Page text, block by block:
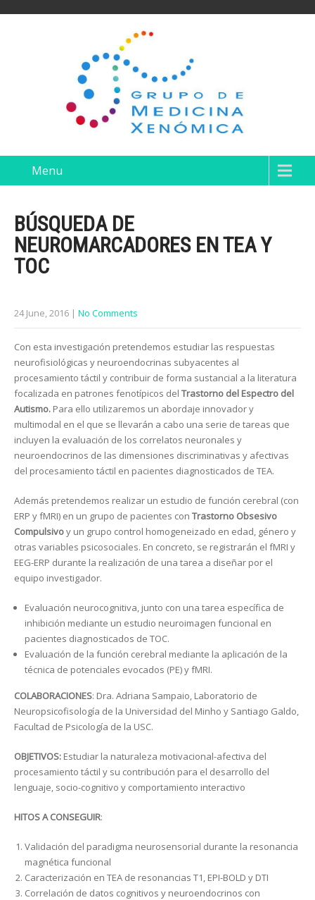
Menu
BÚSQUEDA DE
NEUROMARCADORES EN TEA Y
TOC
24 June, 2016 | No Comments
Con esta investigación pretendemos estudiar las respuestas
neurofisiológicas y neuroendocrinas subyacentes al
procesamiento táctil y contribuir de forma sustancial a la literatura
focalizada en patrones fenotípicos del Trastorno del Espectro del
Autismo. Para ello utilizaremos un abordaje innovador y
multimodal en el que se llevarán a cabo una serie de tareas que
incluyen la evaluación de los correlatos neuronales y
neuroendocrinos de las dimensiones discriminativas y afectivas
del procesamiento táctil en pacientes diagnosticados de TEA.
Además pretendemos realizar un estudio de función cerebral (con
ERP y fMRI) en un grupo de pacientes con Trastorno Obsesivo
Compulsivoy un grupo control homogeneizado en edad, género y
otras variables psicosociales. En concreto, se registrarán el fMRI y
EEG-ERP durante la realización de una tarea a diseñar por el
equipo investigador.
Evaluación neurocognitiva, junto con una tarea específica de
inhibición mediante un estudio neuroimagen funcional en
pacientes diagnosticados de TOC.
Evaluación de la función cerebral mediante la aplicación de la
técnica de potenciales evocados (PE) y fMRI.
COLABORACIONES: Dra. Adriana Sampaio, Laboratorio de
Neuropsicofisología de la Universidad del Minho y Santiago Galdo,
Facultad de Psicología de la USC.
OBJETIVOS: Estudiar la naturaleza motivacional-afectiva del
procesamiento táctil y su contribución para el desarrollo del
lenguaje, socio-cognitivo y comportamiento interactivo
HITOS A CONSEGUIR:
Validación del paradigma neurosensorial durante la resonancia
magnética funcional
Caracterización en TEA de resonancias T1, EPI-BOLD y DTI
Correlación de datos cognitivos y neuroendocrinos con